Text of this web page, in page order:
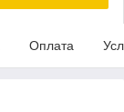
Оплата